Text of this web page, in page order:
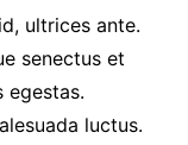
ultrices ante.
senectus et
egestas.
luctus.